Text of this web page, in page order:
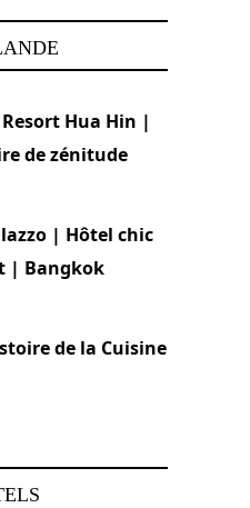
Hua Hin |
de zénitude
| Hôtel chic
| Bangkok
de la Cuisine